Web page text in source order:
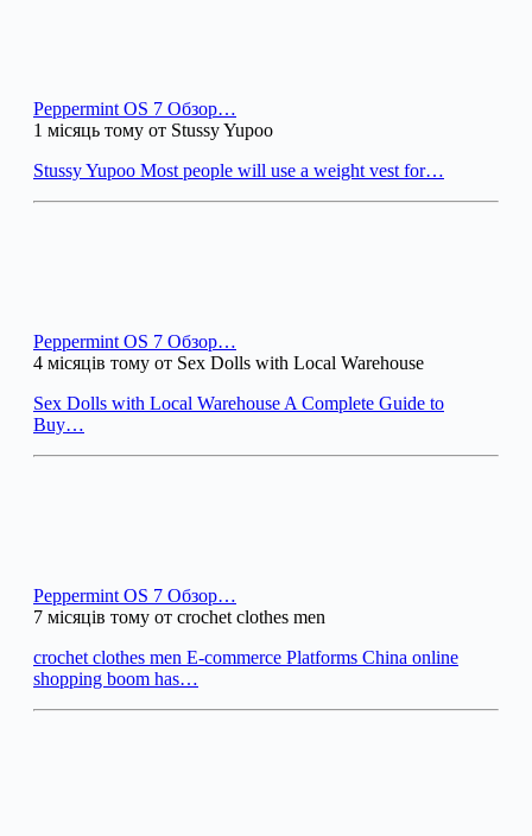
Peppermint OS 7 Обзор…
1 місяць тому от Stussy Yupoo
Stussy Yupoo Most people will use a weight vest for…
Peppermint OS 7 Обзор…
4 місяців тому от Sex Dolls with Local Warehouse
Sex Dolls with Local Warehouse A Complete Guide to
Buy…
Peppermint OS 7 Обзор…
7 місяців тому от crochet clothes men
crochet clothes men E-commerce Platforms China online
shopping boom has…